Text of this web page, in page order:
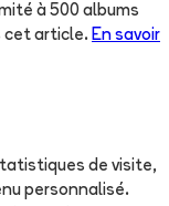
à 500 albums
cet article. En savoir
de visite,
personnalisé.